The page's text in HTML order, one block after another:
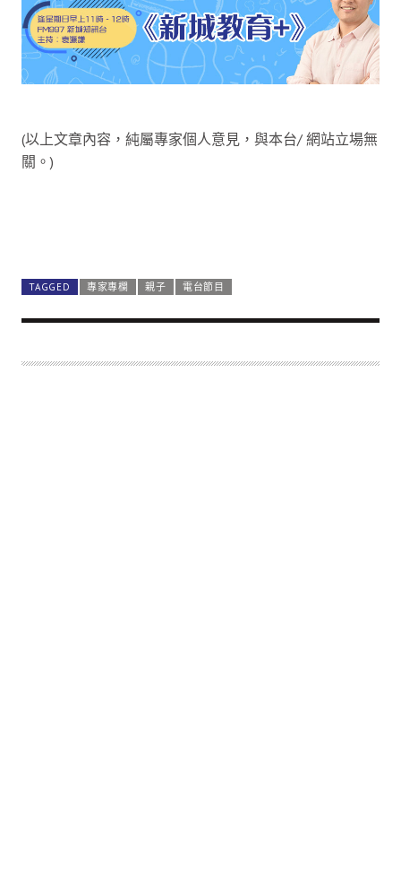
(以上文章內容，純屬專家個人意見，與本台/ 網站立場無
關。)
TAGGED 專家專欄 親子 電台節目